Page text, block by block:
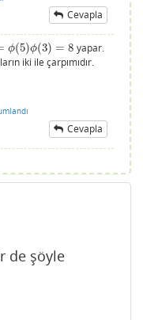
Cevapla
ϕ(5)ϕ(3) = 8
5 )ϕ(3)=8
yapar.
iki ile çarpımıdır.
Cevapla
de şöyle